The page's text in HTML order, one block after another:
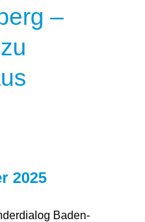
–
2025
Baden-